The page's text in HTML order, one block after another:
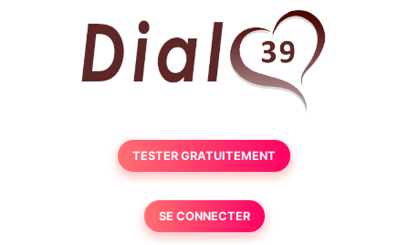
TESTER GRATUITEMENT
SE CONNECTER